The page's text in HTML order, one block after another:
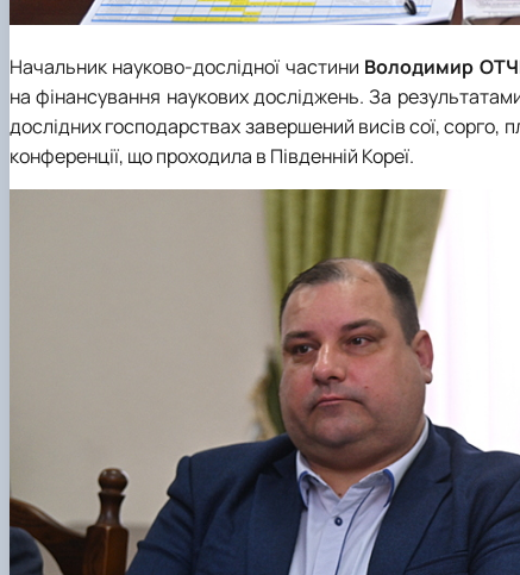
Начальник науково-дослідної частини Володимир
на фінансування наукових досліджень. За
дослідних господарствах завершений висів сої, сорго,
конференції, що проходила в Південній Кореї.